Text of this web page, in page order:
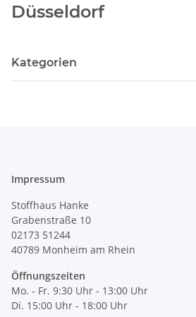
Düsseldorf
Kategorien
Impressum
Stoffhaus Hanke
Grabenstraße 10
02173 51244
40789 Monheim am Rhein
Öffnungszeiten
Mo. - Fr. 9:30 Uhr - 13:00 Uhr
Di. 15:00 Uhr - 18:00 Uhr